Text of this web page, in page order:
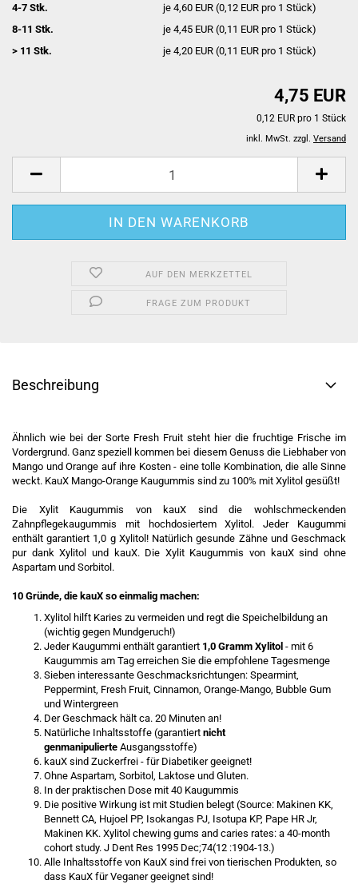
4-7 Stk.
je 4,60 EUR (0,12 EUR pro 1 Stück)
8-11 Stk.
je 4,45 EUR (0,11 EUR pro 1 Stück)
> 11 Stk.
je 4,20 EUR (0,11 EUR pro 1 Stück)
4,75 EUR
0,12 EUR pro 1 Stück
inkl. MwSt. zzgl. Versand
AUF DEN MERKZETTEL
FRAGE ZUM PRODUKT
Beschreibung
Ähnlich wie bei der Sorte Fresh Fruit steht hier die fruchtige Frische im
Vordergrund. Ganz speziell kommen bei diesem Genuss die Liebhaber von
Mango und Orange auf ihre Kosten - eine tolle Kombination, die alle Sinne
weckt. KauX Mango-Orange Kaugummis sind zu 100% mit Xylitol gesüßt!
Die Xylit Kaugummis von kauX sind die wohlschmeckenden
Zahnpflegekaugummis mit hochdosiertem Xylitol. Jeder Kaugummi
enthält garantiert 1,0 g Xylitol! Natürlich gesunde Zähne und Geschmack
pur dank Xylitol und kauX. Die Xylit Kaugummis von kauX sind ohne
Aspartam und Sorbitol.
10 Gründe, die kauX so einmalig machen:
Xylitol hilft Karies zu vermeiden und regt die Speichelbildung an
(wichtig gegen Mundgeruch!)
Jeder Kaugummi enthält garantiert 1,0 Gramm Xylitol - mit 6
Kaugummis am Tag erreichen Sie die empfohlene Tagesmenge
Sieben interessante Geschmacksrichtungen: Spearmint,
Peppermint, Fresh Fruit, Cinnamon, Orange-Mango, Bubble Gum
und Wintergreen
Der Geschmack hält ca. 20 Minuten an!
Natürliche Inhaltsstoffe (garantiert nicht
genmanipulierte Ausgangsstoffe)
kauX sind Zuckerfrei - für Diabetiker geeignet!
Ohne Aspartam, Sorbitol, Laktose und Gluten.
In der praktischen Dose mit 40 Kaugummis
Die positive Wirkung ist mit Studien belegt (Source: Makinen KK,
Bennett CA, Hujoel PP, Isokangas PJ, Isotupa KP, Pape HR Jr,
Makinen KK. Xylitol chewing gums and caries rates: a 40-month
cohort study. J Dent Res 1995 Dec;74(12 :1904-13.)
Alle Inhaltsstoffe von KauX sind frei von tierischen Produkten, so
dass KauX für Veganer geeignet sind!